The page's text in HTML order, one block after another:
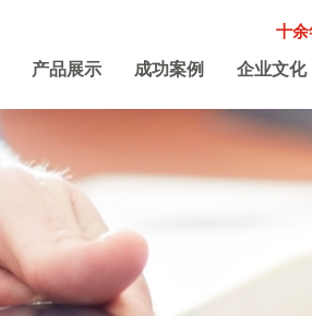
十余
产品展示 成功案例 企业文化